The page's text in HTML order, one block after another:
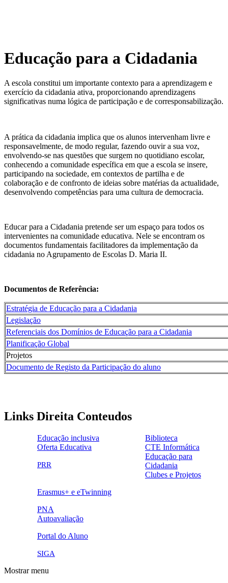
Educação para a Cidadania
A escola constitui um importante contexto para a aprendizagem e
exercício da cidadania ativa, proporcionando aprendizagens
significativas numa lógica de participação e de corresponsabilização.
A prática da cidadania implica que os alunos intervenham livre e
responsavelmente, de modo regular, fazendo ouvir a sua voz,
envolvendo-se nas questões que surgem no quotidiano escolar,
conhecendo a comunidade específica em que a escola se insere,
participando na sociedade, em contextos de partilha e de
colaboração e de confronto de ideias sobre matérias da actualidade,
desenvolvendo competências para uma cultura de democracia.
Educar para a Cidadania pretende ser um espaço para todos os
intervenientes na comunidade educativa. Nele se encontram os
documentos fundamentais facilitadores da implementação da
cidadania no Agrupamento de Escolas D. Maria II.
Documentos de Referência:
Estratégia de Educação para a Cidadania
Legislação
Referenciais dos Domínios de Educação para a Cidadania
Planificação Global
Projetos
Documento de Registo da Participação do aluno
Links Direita Conteudos
ensinoinclusivo.png
Educação inclusiva
link1.png
Biblioteca
oferta_edu.png
Oferta Educativa
cte2.png
CTE Informática
selo_importancia_estrategica.png
PRR
logo_epc_2.png
Educação para
Cidadania
Clubes e Projetos
ue.png.png
Erasmus+ e eTwinning
pna.png
PNA
eye-42848_640.png
Autoavaliação
link4.png
Portal do Aluno
SIGA
Mostrar menu